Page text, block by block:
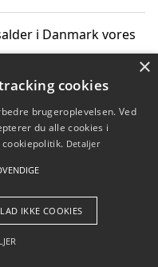
i Danmark vores
påvirker vores
Betingelser
×
cookies
brugeroplevelsen. Ved
du alle cookies i
Detaljer
IKKE COOKIES